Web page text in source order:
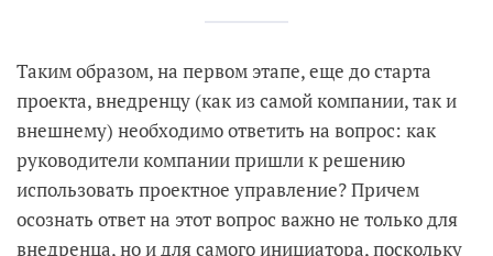
Таким образом, на первом этапе, еще до старта
проекта, внедренцу (как из самой компании, так и
внешнему) необходимо ответить на вопрос: как
руководители компании пришли к решению
использовать проектное управление? Причем
осознать ответ на этот вопрос важно не только для
внедренца, но и для самого инициатора, поскольку